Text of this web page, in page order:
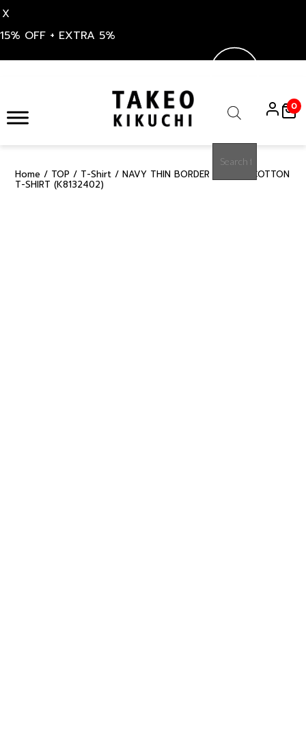
X
15% OFF + EXTRA 5%
content
search
0
Home / TOP / T-Shirt / NAVY THIN BORDER STRIPES COTTON
T-SHIRT (K8132402)
50%